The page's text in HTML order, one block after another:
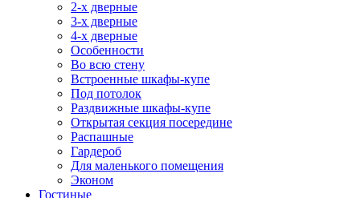
2-х дверные
3-х дверные
4-х дверные
Особенности
Во всю стену
Встроенные шкафы-купе
Под потолок
Раздвижные шкафы-купе
Открытая секция посередине
Распашные
Гардероб
Для маленького помещения
Эконом
Гостиные